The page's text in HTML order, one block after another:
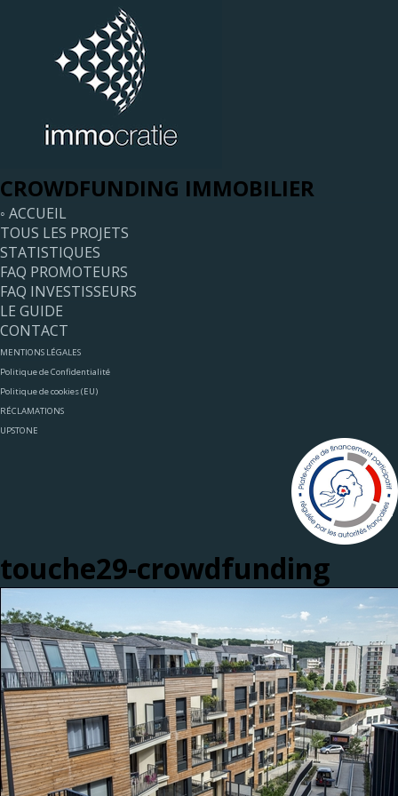
CROWDFUNDING IMMOBILIER
◦ ACCUEIL
TOUS LES PROJETS
STATISTIQUES
FAQ PROMOTEURS
FAQ INVESTISSEURS
LE GUIDE
CONTACT
MENTIONS LÉGALES
Politique de Confidentialité
Politique de cookies (EU)
RÉCLAMATIONS
UPSTONE
touche29-crowdfunding